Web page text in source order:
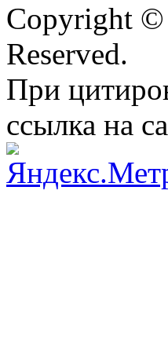
Copyright ©
Reserved.
При
ссылка на